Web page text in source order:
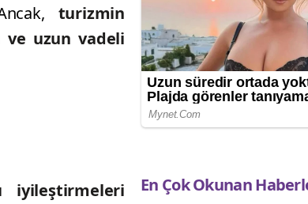
turizmin
ve uzun vadeli
iyileştirmeleri
En Çok Okunan